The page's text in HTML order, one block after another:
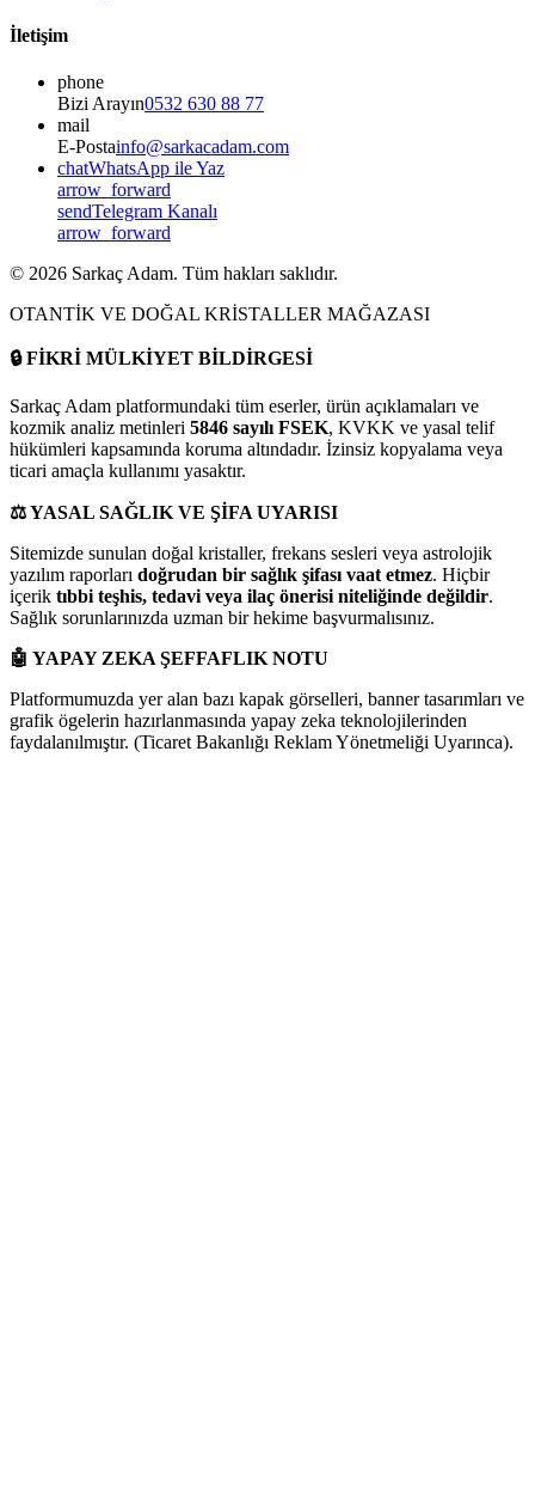
İletişim
phone
Bizi Arayın0532 630 88 77
mail
E-Postainfo@sarkacadam.com
chatWhatsApp ile Yaz
arrow_forward
sendTelegram Kanalı
arrow_forward
© 2026 Sarkaç Adam. Tüm hakları saklıdır.
OTANTİK VE DOĞAL KRİSTALLER MAĞAZASI
🔒FİKRİ MÜLKİYET BİLDİRGESİ
Sarkaç Adam platformundaki tüm eserler, ürün açıklamaları ve
kozmik analiz metinleri 5846 sayılı FSEK, KVKK ve yasal telif
hükümleri kapsamında koruma altındadır. İzinsiz kopyalama veya
ticari amaçla kullanımı yasaktır.
⚖️YASAL SAĞLIK VE ŞİFA UYARISI
Sitemizde sunulan doğal kristaller, frekans sesleri veya astrolojik
yazılım raporları doğrudan bir sağlık şifası vaat etmez. Hiçbir
içerik tıbbi teşhis, tedavi veya ilaç önerisi niteliğinde değildir.
Sağlık sorunlarınızda uzman bir hekime başvurmalısınız.
🤖 YAPAY ZEKA ŞEFFAFLIK NOTU
Platformumuzda yer alan bazı kapak görselleri, banner tasarımları ve
grafik ögelerin hazırlanmasında yapay zeka teknolojilerinden
faydalanılmıştır. (Ticaret Bakanlığı Reklam Yönetmeliği Uyarınca).